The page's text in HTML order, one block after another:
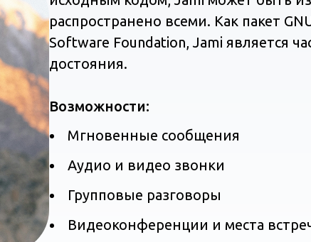
распространено всеми. Как пакет
Software Foundation, Jami является
достояния.
Возможности:
Мгновенные сообщения
Аудио и видео звонки
Групповые разговоры
Видеоконференции и места